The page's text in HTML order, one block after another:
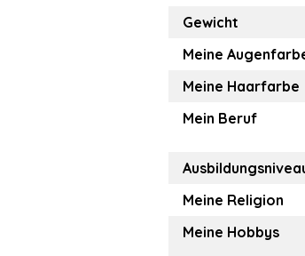
Gewicht
Meine
Meine Haarfarbe
Mein Beruf
Meine Religion
Meine Hobbys